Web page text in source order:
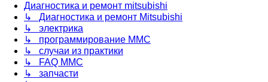
Диагностика и ремонт mitsubishi
↳ Диагностика и ремонт Mitsubishi
↳ электрика
↳ программирование MMC
↳ случаи из практики
↳ FAQ MMC
↳ запчасти